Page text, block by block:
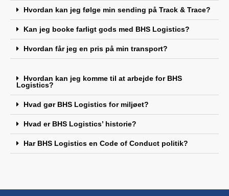
Hvordan kan jeg følge min sending på Track & Trace?
Kan jeg booke farligt gods med BHS Logistics?
Hvordan får jeg en pris på min transport?
Hvordan kan jeg komme til at arbejde for BHS
Logistics?
Hvad gør BHS Logistics for miljøet?
Hvad er BHS Logistics’ historie?
Har BHS Logistics en Code of Conduct politik?